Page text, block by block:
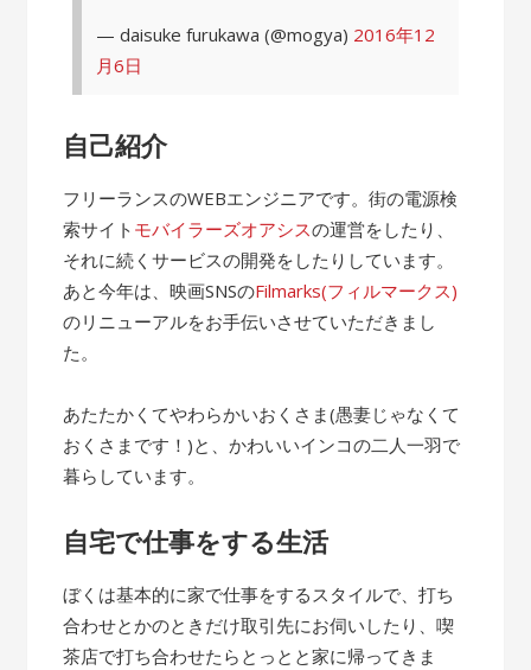
— daisuke furukawa (@mogya) 2016年12
月6日
自己紹介
フリーランスのWEBエンジニアです。街の電源検
索サイト モバイラーズオアシスの運営をしたり、
それに続くサービスの開発をしたりしています。
あと今年は、映画SNSのFilmarks(フィルマークス)
のリニューアルをお手伝いさせていただきまし
た。
あたたかくてやわらかいおくさま(愚妻じゃなくて
おくさまです！)と、かわいいインコの二人一羽で
暮らしています。
自宅で仕事をする生活
ぼくは基本的に家で仕事をするスタイルで、打ち
合わせとかのときだけ取引先にお伺いしたり、喫
茶店で打ち合わせたらとっとと家に帰ってきま